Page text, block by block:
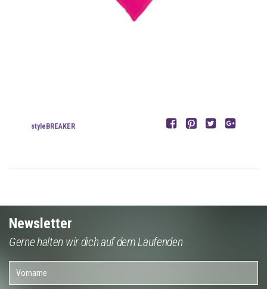
styleBREAKER
Newsletter
Gerne halten wir dich auf dem Laufenden